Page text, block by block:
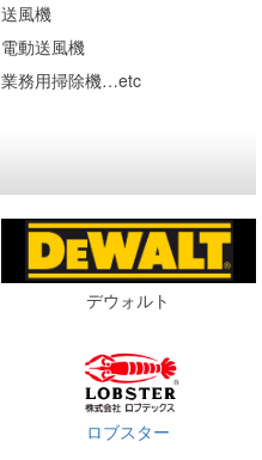
送風機
電動送風機
業務用掃除機…etc
デウォルト
ロブスター